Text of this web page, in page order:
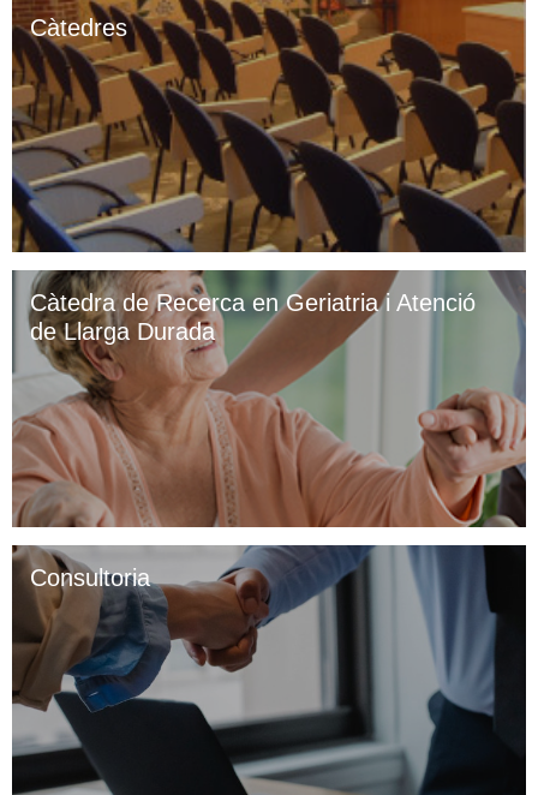
Càtedres
Càtedra de Recerca en Geriatria i Atenció
de Llarga Durada
Consultoria